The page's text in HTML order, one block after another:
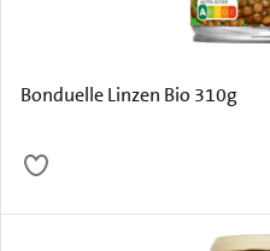
Bonduelle Linzen Bio 310g